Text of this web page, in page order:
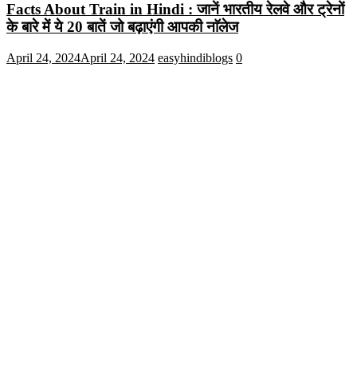
Facts About Train in Hindi : जानें भारतीय रेलवे और ट्रेनों
के बारे में ये 20 बातें जो बढ़ाएंगी आपकी नाॅलेज
April 24, 2024April 24, 2024 easyhindiblogs 0